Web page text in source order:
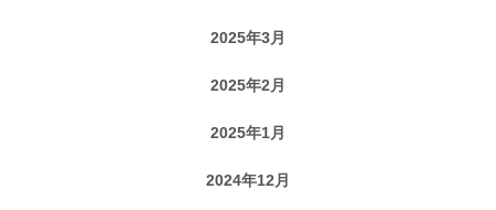
2025年3月
2025年2月
2025年1月
2024年12月